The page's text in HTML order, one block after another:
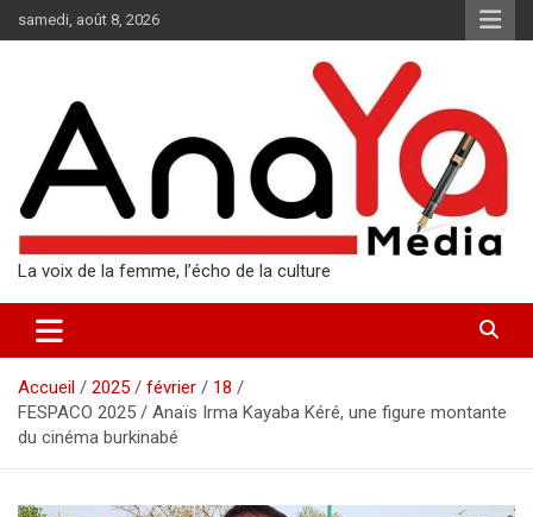
au
samedi, août 8, 2026
La voix de la femme, l’écho de la culture
Accueil 2025 février
18
FESPACO 2025 / Anaïs Irma Kayaba Kéré, une figure montante
du cinéma burkinabé